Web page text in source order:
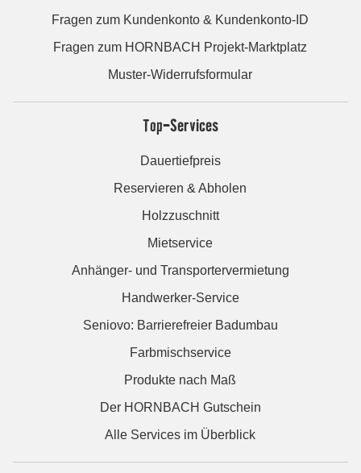
Fragen zum Kundenkonto & Kundenkonto-ID
Fragen zum HORNBACH Projekt-Marktplatz
Muster-Widerrufsformular
Top-Services
Dauertiefpreis
Reservieren & Abholen
Holzzuschnitt
Mietservice
Anhänger- und Transportervermietung
Handwerker-Service
Seniovo: Barrierefreier Badumbau
Farbmischservice
Produkte nach Maß
Der HORNBACH Gutschein
Alle Services im Überblick